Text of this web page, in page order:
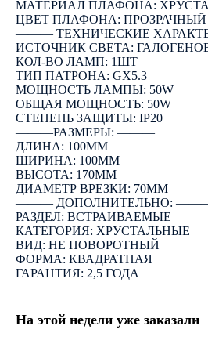
МАТЕРИАЛ ПЛАФОНА:
ЦВЕТ ПЛАФОНА: ПРОЗРАЧНЫЙ
――― ТЕХНИЧЕСКИЕ
ИСТОЧНИК СВЕТА:
КОЛ-ВО ЛАМП: 1ШТ
ТИП ПАТРОНА: GX5.3
МОЩНОСТЬ ЛАМПЫ: 50W
ОБЩАЯ МОЩНОСТЬ: 50W
СТЕПЕНЬ ЗАЩИТЫ: IP20
―――РАЗМЕРЫ: ―――
ДЛИНА: 100ММ
ШИРИНА: 100ММ
ВЫСОТА: 170ММ
ДИАМЕТР ВРЕЗКИ: 70ММ
――― ДОПОЛНИТЕЛЬНО:
РАЗДЕЛ: ВСТРАИВАЕМЫЕ
КАТЕГОРИЯ: ХРУСТАЛЬНЫЕ
ВИД: НЕ ПОВОРОТНЫЙ
ФОРМА: КВАДРАТНАЯ
ГАРАНТИЯ: 2,5 ГОДА
На этой недели уже заказали